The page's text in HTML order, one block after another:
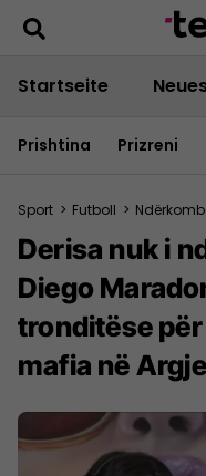
Startseite
Prishtina Prizreni
Sport > Futboll >
Derisa nuk i
Diego
tronditëse për
mafia në